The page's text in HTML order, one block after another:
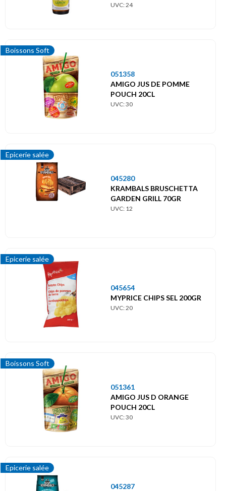
UVC: 24
Boissons Soft
051358
AMIGO JUS DE POMME
POUCH 20CL
UVC: 30
Epicerie salée
045280
KRAMBALS BRUSCHETTA
GARDEN GRILL 70GR
UVC: 12
Epicerie salée
045654
MYPRICE CHIPS SEL 200GR
UVC: 20
Boissons Soft
051361
AMIGO JUS D ORANGE
POUCH 20CL
UVC: 30
Epicerie salée
045287